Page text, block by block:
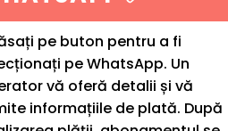
pe buton pentru a fi
pe WhatsApp. Un
vă oferă detalii și vă
informațiile de plată. După